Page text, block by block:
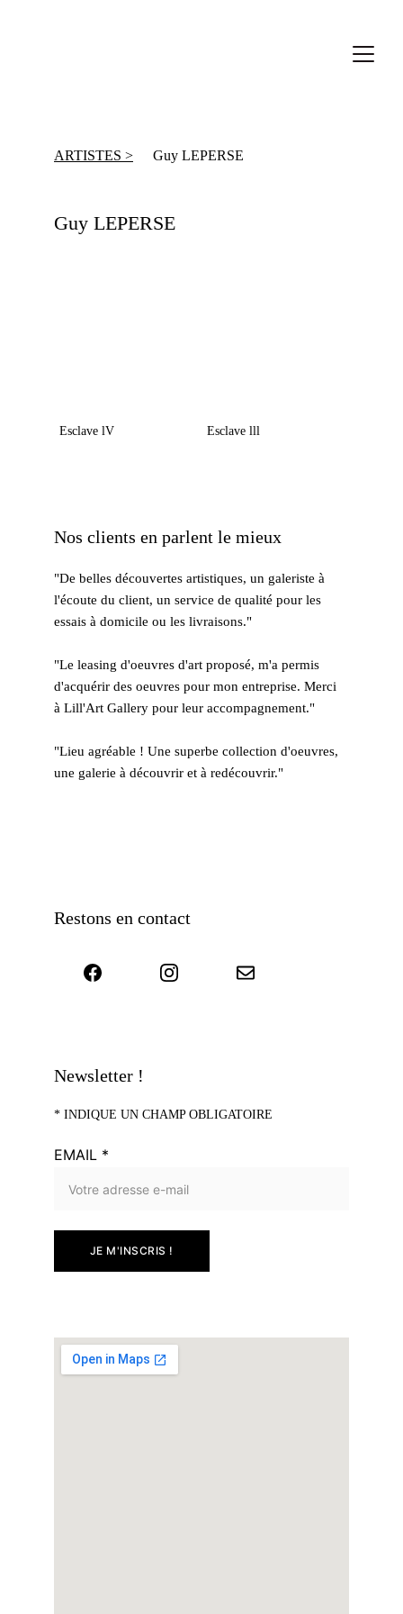
Guy LEPERSE
ARTISTES >
Guy LEPERSE
Esclave lV Esclave lll
"De belles découvertes artistiques, un galeriste à
l'écoute du client, un service de qualité pour les
essais à domicile ou les livraisons."
"Le leasing d'oeuvres d'art proposé, m'a permis
d'acquérir des oeuvres pour mon entreprise. Merci
à Lill'Art Gallery pour leur accompagnement."
​"Lieu agréable ! Une superbe collection d'oeuvres,
une galerie à découvrir et à redécouvrir."
Restons en contact
Newsletter !
* INDIQUE UN CHAMP OBLIGATOIRE
EMAIL *
JE M'INSCRIS !
Nos clients en parlent le mieux